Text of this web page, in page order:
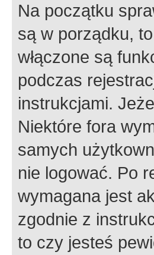
Na początku
są w porządku,
włączone są
podczas
instrukcjami.
Niektóre fora
samych
nie logować. Po
wymagana jest
zgodnie z
to czy jesteś